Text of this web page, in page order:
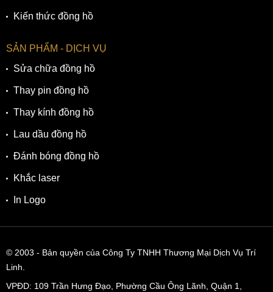
gian.
✓ Công nghệ Duratect giúp hạn chế trầy xước, duy trì vẻ
✓ Khả năng chống nước 100m, đáp ứng tốt nhu cầu sử
dụng hằng ngày.
✓ Dây đeo titanium nhẹ nhàng, êm ái và thân thiện với làn
✓ Bộ máy cơ Caliber 8322 vận hành ổn định, trữ cót khoảng
Kiến thức đồng hồ
SẢN PHẨM - DỊCH VỤ
Sửa chữa đồng hồ
Thay pin đồng hồ
Thay kính đồng hồ
Lau dầu đồng hồ
Đánh bóng đồng hồ
Khắc laser
In Logo
© 2003 - Bản quyền của Công Ty TNHH Thương Mại Dịch Vụ Trí
Linh.
VPĐD: 109 Trần Hưng Đạo, Phường Cầu Ông Lãnh, Quận 1,